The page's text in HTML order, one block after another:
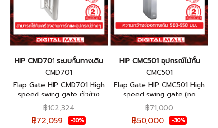
HIP CMD701 ระบบกั้นทางเดิน
CMD701
Flap Gate HIP CMD701 High
speed swing gate ตัวข้าง
ประกันสินค้า 1 ปี
฿102,324
฿72,059 -30%
HIP CMC501 อุปกรณ์ไม้กั้น
CMC501
Flap Gate HIP CMC501 High
speed swing gate (no
stand) ตัวข้าง ประกันศูนย์ไทย
2 ปี
฿71,000
฿50,000 -30%